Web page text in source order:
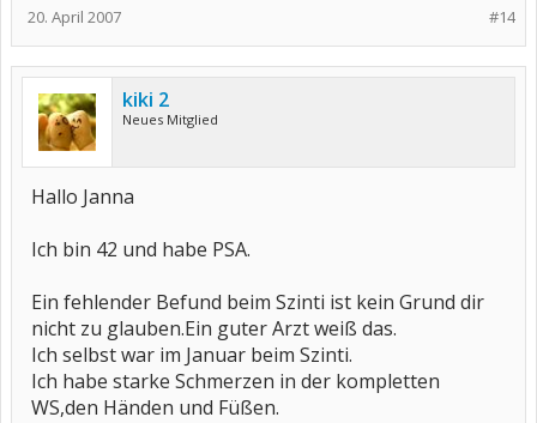
#14
20. April 2007
kiki 2
Neues Mitglied
Hallo Janna
Ich bin 42 und habe PSA.
Ein fehlender Befund beim Szinti ist kein Grund dir
nicht zu glauben.Ein guter Arzt weiß das.
Ich selbst war im Januar beim Szinti.
Ich habe starke Schmerzen in der kompletten
WS,den Händen und Füßen.